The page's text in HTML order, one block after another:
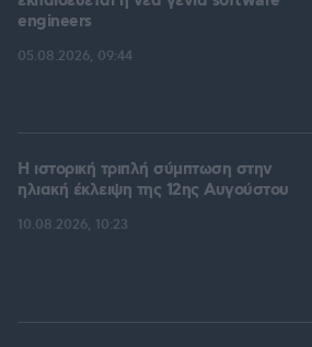
engineers
05.08.2026, 09:44
Η ιστορική τριπλή σύμπτωση στην
ηλιακή έκλειψη της 12ης Αυγούστου
10.08.2026, 10:23